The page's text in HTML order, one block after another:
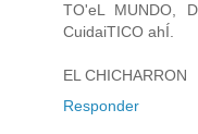
TO'eL MUNDO,
CuidaiTICO ahÍ.
EL CHICHARRON
Responder